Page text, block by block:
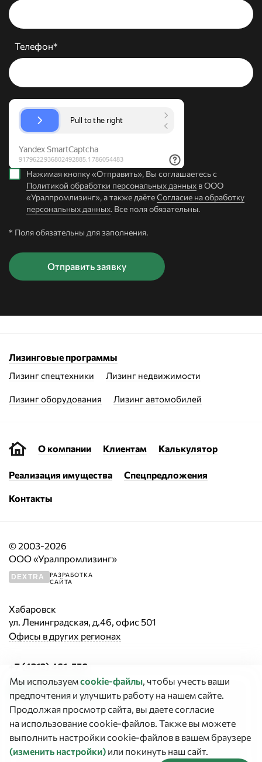
Телефон*
Нажимая кнопку «Отправить», Вы соглашаетесь с
Политикой обработки персональных данных в ООО
«Уралпромлизинг», а также даётеСогласие на обработку
персональных данных. Все поля обязательны.
* Поля обязательны для заполнения.
Лизинговые программы
Лизинг спецтехники Лизинг недвижимости
Лизинг оборудования Лизинг автомобилей
О компании Клиентам Калькулятор
Реализация имущества Спецпредложения
Контакты
© 2003-2026
ООО «Уралпромлизинг»
DEXTRA
РАЗРАБОТКА
САЙТА
Хабаровск
ул. Ленинградская, д.46, офис 501
Офисы в других регионах
+7 (4212) 461-550
Заказать звонок
График работы:
Пт с 9:00 до 16:45
Мы используемcookie‑файлы, чтобы учесть ваши
предпочтения и улучшить работу на нашем сайте.
Продолжая просмотр сайта, вы даете согласие
на использование cookie-файлов. Также вы можете
выполнить настройки cookie-файлов в вашем браузере
(изменить настройки) или покинуть наш сайт.